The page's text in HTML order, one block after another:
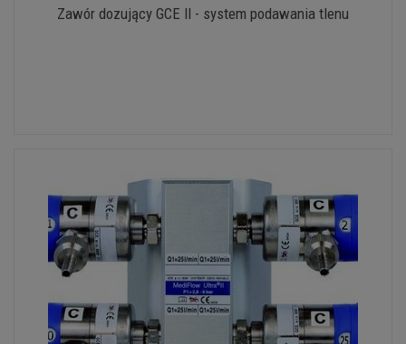
Zawór dozujący GCE II - system podawania tlenu